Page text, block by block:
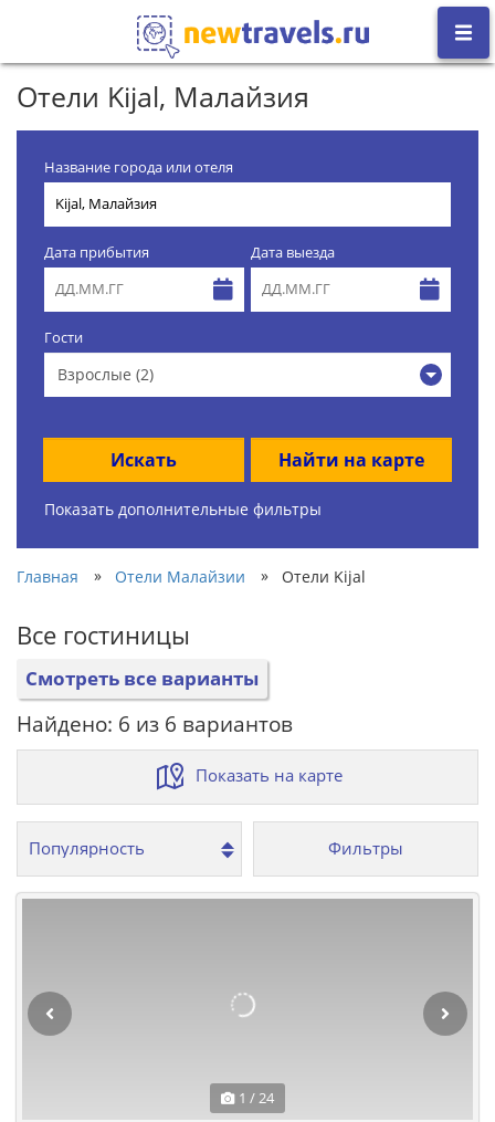
Отели Kijal, Малайзия
Название города или отеля
Дата прибытия Дата выезда
Гости
Взрослые (2)
Искать Найти на карте
Показать дополнительные фильтры
Главная » Отели Малайзии » Отели Kijal
Все гостиницы
Смотреть все варианты
Найдено: 6 из 6 вариантов
Показать на карте
Фильтры
1 / 24